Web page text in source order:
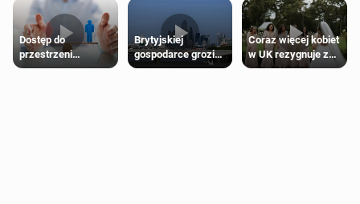
Dostęp do
przestrzeni
przeznaczonych
Brytyjskiej
gospodarce grozi
recesja, jeśli
Coraz więcej kobiet
w UK rezygnuje z
roli druhny na